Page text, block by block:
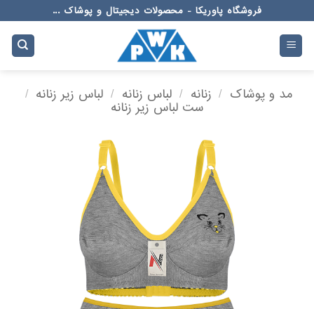
to
content
فروشگاه پاوریکا - محصولات دیجیتال و پوشاک ...
مد و پوشاک / زنانه / لباس زنانه / لباس زیر زنانه /
ست لباس زیر زنانه